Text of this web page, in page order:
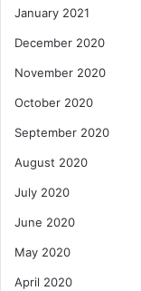
January 2021
December 2020
November 2020
October 2020
September 2020
August 2020
July 2020
June 2020
May 2020
April 2020